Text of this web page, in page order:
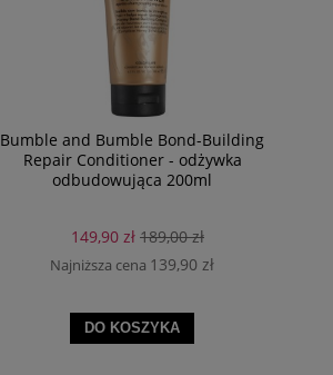
Bumble and Bumble Bond-Building
Repair Conditioner - odżywka
odbudowująca 200ml
149,90 zł 189,00 zł
Najniższa cena 139,90 zł
DO KOSZYKA